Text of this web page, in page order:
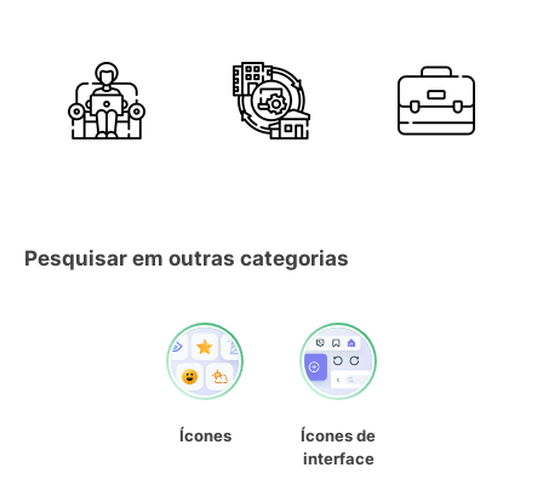
Pesquisar em outras categorias
Ícones
Ícones de
interface